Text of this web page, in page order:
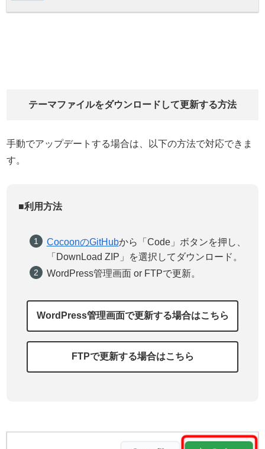
テーマファイルをダウンロードして更新する方法
手動でアップデートする場合は、以下の方法で対応できま
す。
■利用方法
CocoonのGitHubから「Code」ボタンを押し、
「DownLoad ZIP」を選択してダウンロード。
WordPress管理画面 or FTPで更新。
WordPress管理画面で更新する場合はこちら
FTPで更新する場合はこちら